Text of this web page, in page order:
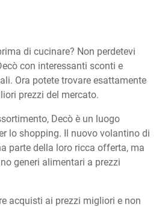
di cucinare? Non perdetevi
con interessanti sconti e
Ora potete trovare esattamente
prezzi del mercato.
Decò è un luogo
lo shopping. Il nuovo volantino di
parte della loro ricca offerta, ma
generi alimentari a prezzi
acquisti ai prezzi migliori e non